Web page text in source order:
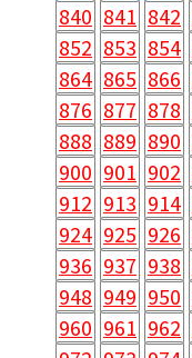
840 841 842
852 853 854
864 865 866
876 877 878
888 889 890
900 901 902
912 913 914
924 925 926
936 937 938
948 949 950
960 961 962